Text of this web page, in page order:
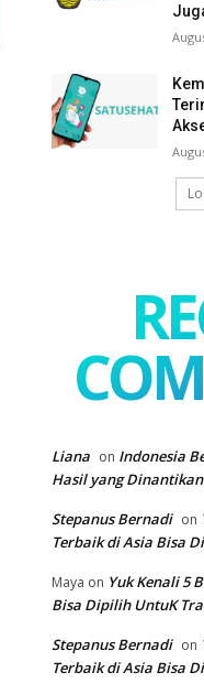
Liana on Indonesia
Hasil yang
Stepanus Bernadi on
Terbaik di Asia Bisa
Maya on Yuk Kenali 5
Bisa Dipilih UntuK
Stepanus Bernadi on
Terbaik di Asia Bisa